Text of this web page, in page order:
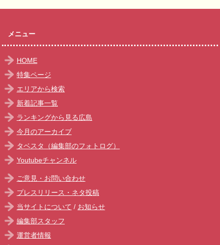
メニュー
HOME
特集ページ
エリアから検索
新着記事一覧
ランキングから見る広島
今月のアーカイブ
タベスタ（編集部のフォトログ）
Youtubeチャンネル
ご意見・お問い合わせ
プレスリリース・ネタ投稿
当サイトについて / お知らせ
編集部スタッフ
運営者情報